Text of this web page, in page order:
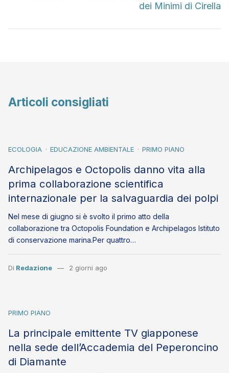
dei Minimi di Cirella
Articoli consigliati
ECOLOGIA EDUCAZIONE AMBIENTALE PRIMO PIANO
Archipelagos e Octopolis danno vita alla
prima collaborazione scientifica
internazionale per la salvaguardia dei polpi
Nel mese di giugno si è svolto il primo atto della
collaborazione tra Octopolis Foundation e Archipelagos Istituto
di conservazione marina.Per quattro…
Di Redazione 2 giorni ago
PRIMO PIANO
La principale emittente TV giapponese
nella sede dell’Accademia del Peperoncino
di Diamante